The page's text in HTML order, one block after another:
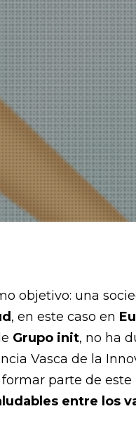
objetivo: una
, en este caso en
Grupo init, no ha
Vasca de la
formar parte de
entre los